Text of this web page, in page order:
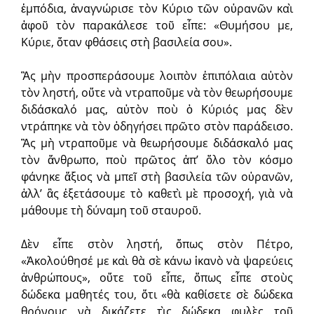
ἐμπόδια, ἀναγνώρισε τὸν Κύριο τῶν οὐρανῶν καὶ
ἀφοῦ τὸν παρακάλεσε τοῦ εἶπε: «Θυμήσου με,
Κύριε, ὅταν φθάσεις στὴ βασιλεία σου».
Ἂς μὴν προσπεράσουμε λοιπὸν ἐπιπόλαια αὐτὸν
τὸν ληστή, οὔτε νὰ ντραποῦμε νὰ τὸν θεωρήσουμε
διδάσκαλό μας, αὐτὸν ποὺ ὁ Κύριός μας δὲν
ντράπηκε νὰ τὸν ὁδηγήσει πρῶτο στὸν παράδεισο.
Ἂς μὴ ντραποῦμε νὰ θεωρήσουμε διδάσκαλό μας
τὸν ἄνθρωπο, ποὺ πρῶτος ἀπ’ ὅλο τὸν κόσμο
φάνηκε ἄξιος νὰ μπεῖ στὴ βασιλεία τῶν οὐρανῶν,
ἀλλ’ ἂς ἐξετάσουμε τὸ καθετὶ μὲ προσοχή, γιὰ νὰ
μάθουμε τὴ δύναμη τοῦ σταυροῦ.
Δὲν εἶπε στὸν ληστή, ὅπως στὸν Πέτρο,
«Ἀκολούθησέ με καὶ θὰ σὲ κάνω ἱκανὸ νὰ ψαρεύεις
ἀνθρώπους», οὔτε τοῦ εἶπε, ὅπως εἶπε στοὺς
δώδεκα μαθητές του, ὅτι «θὰ καθίσετε σὲ δώδεκα